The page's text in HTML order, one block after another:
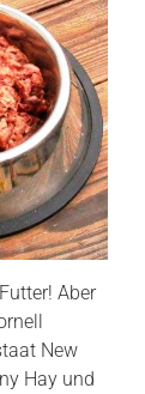
Aber
New
Hay und